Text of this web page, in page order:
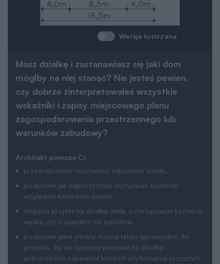
Wersja lustrzana
Masz działkę i zastanawiasz się jaki dom
mógłby na niej stanąć? Nie jesteś pewien,
czy dobrze zinterpretowałeś wszystkie
wskaźniki i zapisy miejscowego planu
zagospodarowania przestrzennego lub
warunków zabudowy?
Architekt pomoże Ci:
przeanalizować możliwości zabudowy działki,
podpowie jak najkorzystniej usytuować budynek
względem kierunków świata,
znajdzie projekt na działkę małą, o nietypowym kształcie,
wąską czy z wjazdem od południa,
podpowie jakie zmiany można łatwo wprowadzić do
projektu, by jak najlepiej pasował na działkę i
jednocześnie zapewniał komfort użytkowania przyszłym